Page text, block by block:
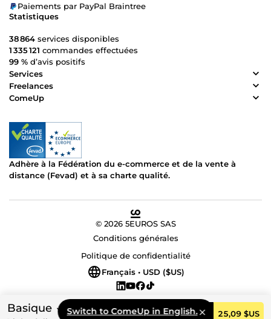
Basique Commander 25,09 $US
Switch to ComeUp in English.
Paiements par PayPal Braintree
Statistiques
38 864 services disponibles
1 335 121 commandes effectuées
99 % d’avis positifs
Services
Freelances
ComeUp
Adhère à la Fédération du e-commerce et de la vente à
distance (Fevad) et à sa charte qualité.
© 2026 5EUROS SAS
Conditions générales
Politique de confidentialité
Français • USD ($US)